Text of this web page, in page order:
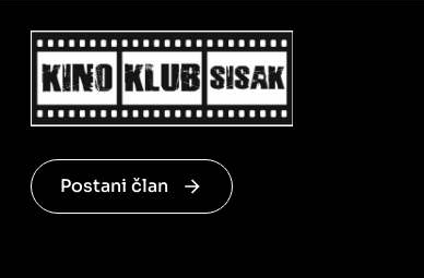
Postani član